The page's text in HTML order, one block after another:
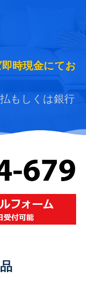
時現金にてお
もしくは銀行